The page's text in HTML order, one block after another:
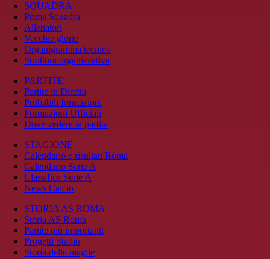
SQUADRA
Prima Squadra
Allenatori
Vecchie glorie
Organigramma tecnico
Struttura organizzativa
PARTITE
Partite in Diretta
Probabili formazioni
Formazioni Ufficiali
Dove vedere la partita
STAGIONE
Calendario e risultati Roma
Calendario Serie A
Classifica Serie A
News Calcio
STORIA AS ROMA
Storia AS Roma
Partite più importanti
Progetti Stadio
Storia delle maglie